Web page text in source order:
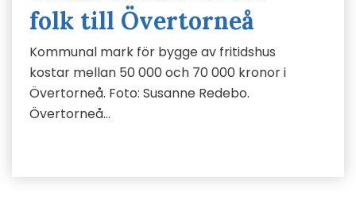
folk till Övertorneå
Kommunal mark för bygge av fritidshus
kostar mellan 50 000 och 70 000 kronor i
Övertorneå. Foto: Susanne Redebo.
Övertorneå…